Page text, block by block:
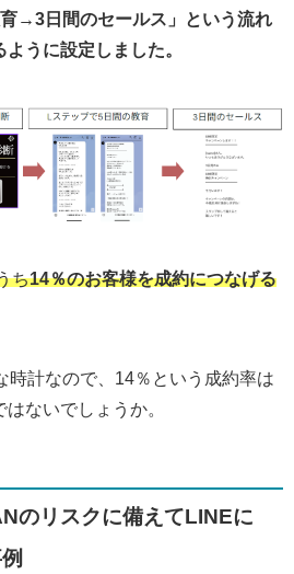
育→3日間のセールス」という流れ
うに設定しました。
ち14％のお客様を成約につなげる
時計なので、14％という成約率は
ないでしょうか。
のリスクに備えてLINEに